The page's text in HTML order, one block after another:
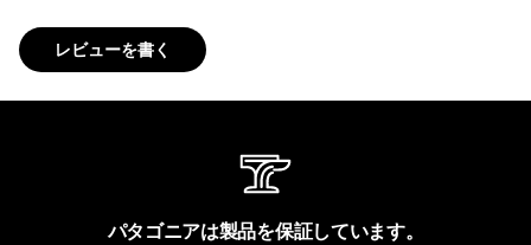
レビューを書く
パタゴニアは製品を保証しています。